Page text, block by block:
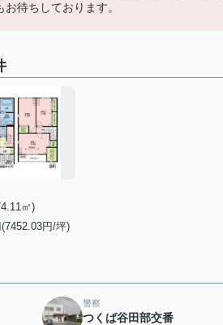
待ちしております。
㎡)
円/坪)
警察
つくば谷田部交番